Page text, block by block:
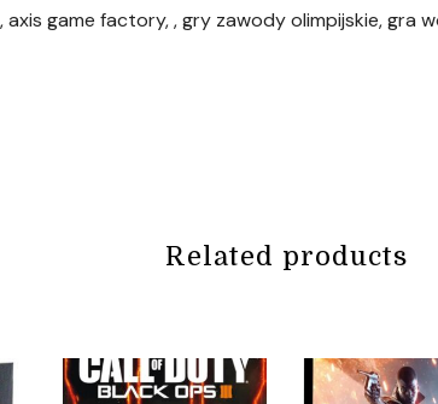
game factory, , gry zawody olimpijskie, gra
Related products